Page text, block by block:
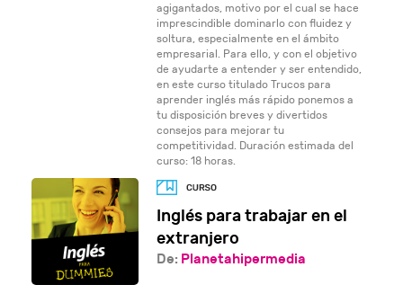
agigantados, motivo por el cual se hace
imprescindible dominarlo con fluidez y
soltura, especialmente en el ámbito
empresarial. Para ello, y con el objetivo
de ayudarte a entender y ser entendido,
en este curso titulado Trucos para
aprender inglés más rápido ponemos a
tu disposición breves y divertidos
consejos para mejorar tu
competitividad. Duración estimada del
curso: 18 horas.
Inglés para trabajar en el
extranjero
De: Planetahipermedia